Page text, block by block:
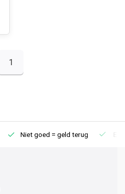
1
Niet goed = geld terug